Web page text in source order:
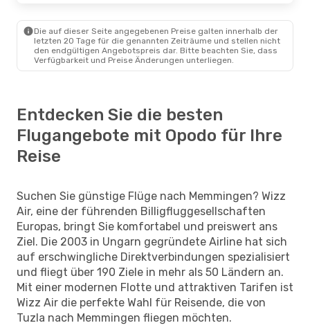
Die auf dieser Seite angegebenen Preise galten innerhalb der
letzten 20 Tage für die genannten Zeiträume und stellen nicht
den endgültigen Angebotspreis dar. Bitte beachten Sie, dass
Verfügbarkeit und Preise Änderungen unterliegen.
Entdecken Sie die besten
Flugangebote mit Opodo für Ihre
Reise
Suchen Sie günstige Flüge nach Memmingen? Wizz
Air, eine der führenden Billigfluggesellschaften
Europas, bringt Sie komfortabel und preiswert ans
Ziel. Die 2003 in Ungarn gegründete Airline hat sich
auf erschwingliche Direktverbindungen spezialisiert
und fliegt über 190 Ziele in mehr als 50 Ländern an.
Mit einer modernen Flotte und attraktiven Tarifen ist
Wizz Air die perfekte Wahl für Reisende, die von
Tuzla nach Memmingen fliegen möchten.